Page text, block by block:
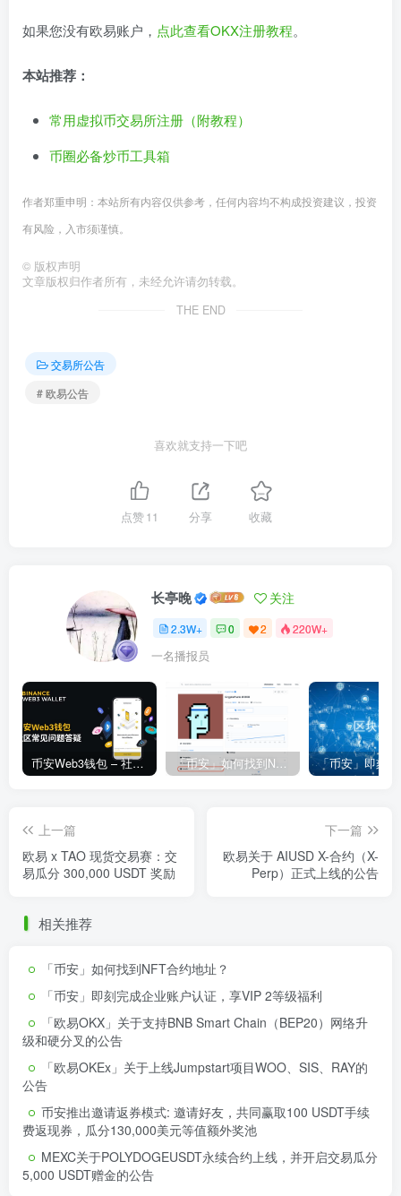
如果您没有欧易账户， 点此查看OKX注册教程。
本站推荐：
常用虚拟币交易所注册（附教程）
币圈必备炒币工具箱
作者郑重申明：本站所有内容仅供参考，任何内容均不构成投资建议，投资
有风险，入市须谨慎。
© 版权声明
文章版权归作者所有，未经允许请勿转载。
THE END
交易所公告
# 欧易公告
喜欢就支持一下吧
点赞11 分享 收藏
长亭晚 关注
2.3W+ 0 2 220W+
一名播报员
币安Web3钱包 – 社区常见问题答疑 「币安」如何找到NFT合约地址？
上一篇
欧易 x TAO 现货交易赛：交
易瓜分 300,000 USDT 奖励
下一篇
欧易关于 AIUSD X-合约（X-
Perp）正式上线的公告
相关推荐
「币安」如何找到NFT合约地址？
「币安」即刻完成企业账户认证，享VIP 2等级福利
「欧易OKX」关于支持BNB Smart Chain（BEP20）网络升
级和硬分叉的公告
「欧易OKEx」关于上线Jumpstart项目WOO、SIS、RAY的
公告
币安推出邀请返券模式: 邀请好友，共同赢取100 USDT手续
费返现券，瓜分130,000美元等值额外奖池
MEXC关于POLYDOGEUSDT永续合约上线，并开启交易瓜分
5,000 USDT赠金的公告